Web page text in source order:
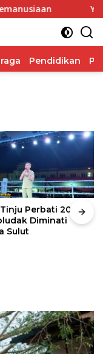
Yongkie
Pendidikan
Perbati 2026
Diminati
Sulut